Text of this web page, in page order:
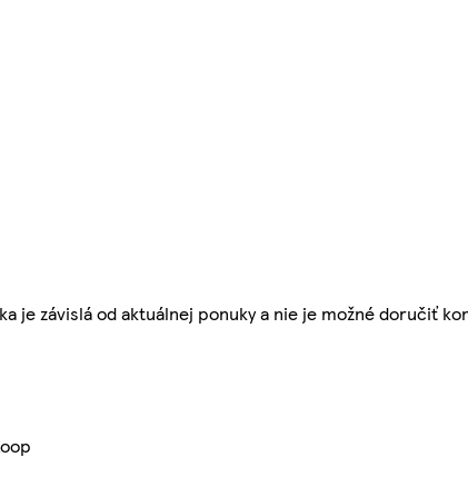
je závislá od aktuálnej ponuky a nie je možné doručiť